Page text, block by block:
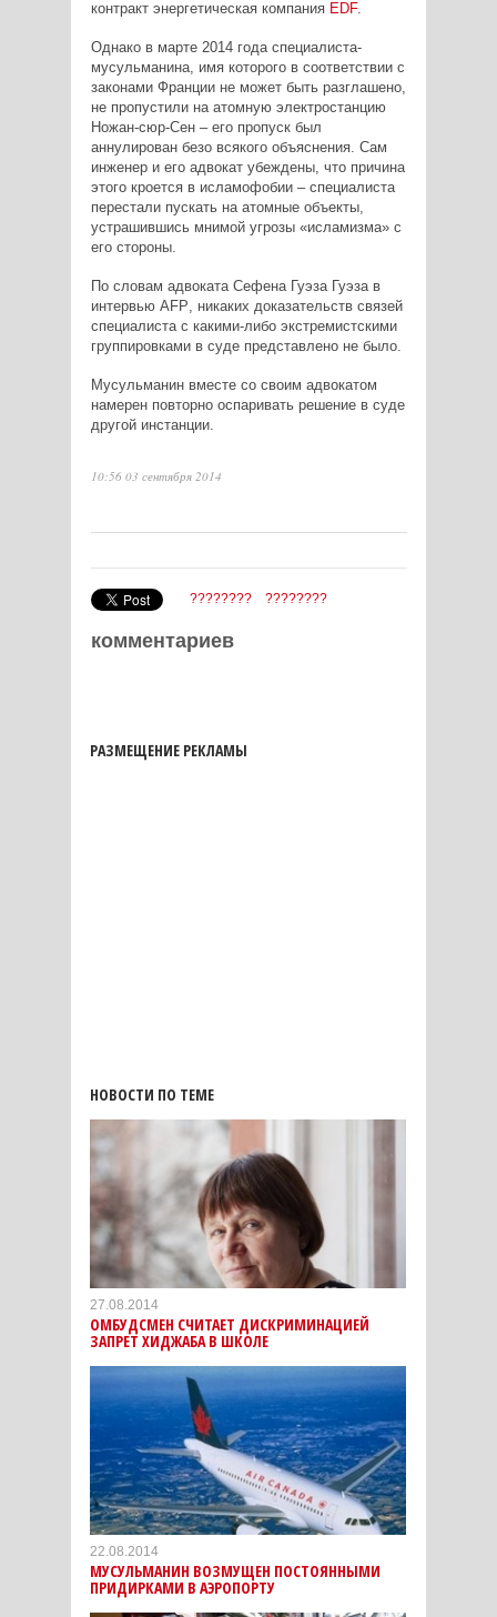
контракт энергетическая компания EDF.
Однако в марте 2014 года специалиста-
мусульманина, имя которого в соответствии с
законами Франции не может быть разглашено,
не пропустили на атомную электростанцию
Ножан-сюр-Сен – его пропуск был
аннулирован безо всякого объяснения. Сам
инженер и его адвокат убеждены, что причина
этого кроется в исламофобии – специалиста
перестали пускать на атомные объекты,
устрашившись мнимой угрозы «исламизма» с
его стороны.
По словам адвоката Сефена Гуэза Гуэза в
интервью AFP, никаких доказательств связей
специалиста с какими-либо экстремистскими
группировками в суде представлено не было.
Мусульманин вместе со своим адвокатом
намерен повторно оспаривать решение в суде
другой инстанции.
10:56 03 сентября 2014
???????? ????????
комментариев
РАЗМЕЩЕНИЕ РЕКЛАМЫ
НОВОСТИ ПО ТЕМЕ
27.08.2014
ОМБУДСМЕН СЧИТАЕТ ДИСКРИМИНАЦИЕЙ
ЗАПРЕТ ХИДЖАБА В ШКОЛЕ
22.08.2014
МУСУЛЬМАНИН ВОЗМУЩЕН ПОСТОЯННЫМИ
ПРИДИРКАМИ В АЭРОПОРТУ